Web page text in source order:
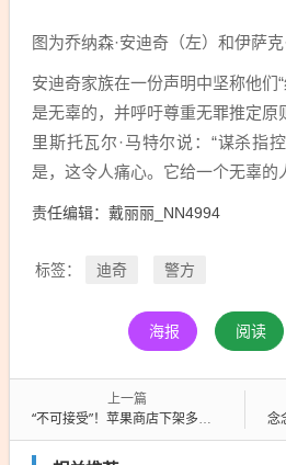
图为乔纳森·安迪奇（左）和伊萨克
安迪奇家族在一份声明中坚称他们
是无辜的，并呼吁尊重无罪推定原
里斯托瓦尔·马特尔说：“谋杀指
是，这令人痛心。它给一个无辜的
责任编辑：戴丽丽_NN4994
标签： 迪奇 警方
海报 阅读
上一篇
“不可接受”！苹果商店下架多款俄罗斯应用程序，克宫要求作出解释 念念